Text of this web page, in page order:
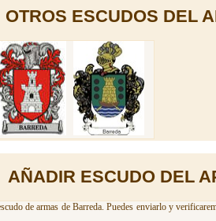
OTROS ESCUDOS DEL
AÑADIR ESCUDO DEL
de armas de Barreda. Puedes enviarlo y